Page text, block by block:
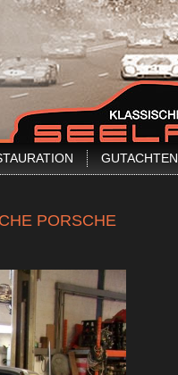
GUTACHTEN
PORSCHE